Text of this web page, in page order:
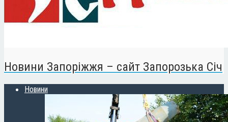
Новини Запоріжжя – сайт Запорозька Січ
Новини